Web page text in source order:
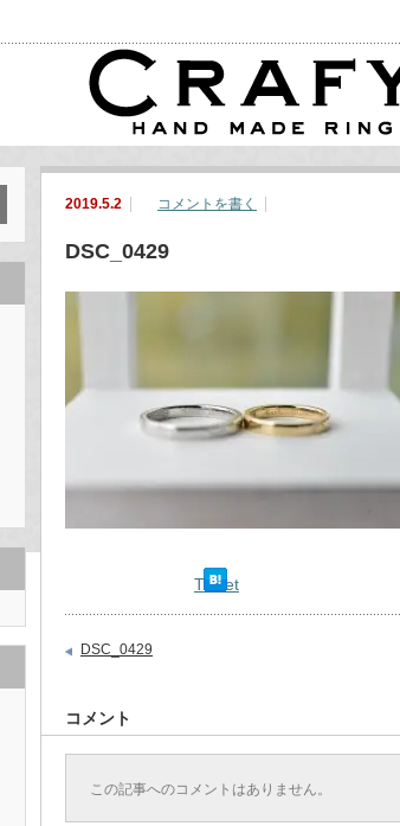
2019.5.2 コメントを書く
DSC_0429
Tweet
DSC_0429
コメント
この記事へのコメントはありません。